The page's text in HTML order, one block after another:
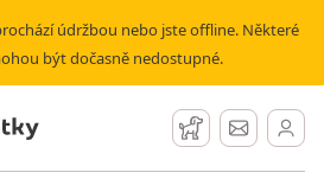
údržbou nebo jste offline. Některé
být dočasně nedostupné.
Hlídací pes
Zprávy